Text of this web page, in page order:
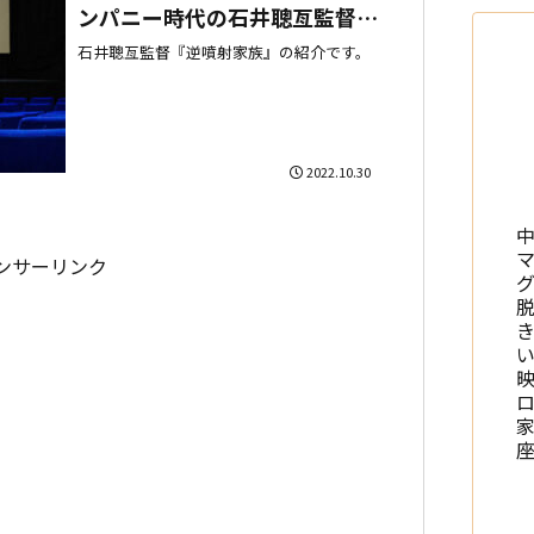
ンパニー時代の石井聰亙監督
『逆噴射家族』を観た！
石井聰亙監督『逆噴射家族』の紹介です。
2022.10.30
サーリンク